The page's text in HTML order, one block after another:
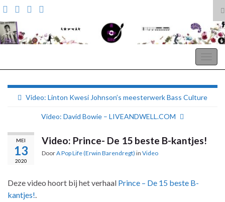
Search for:
Video: Linton Kwesi Johnson’s meesterwerk Bass Culture
Video: David Bowie – LIVEANDWELL.COM
MEI
13
2020
Video: Prince- De 15 beste B-kantjes!
DoorA Pop Life (Erwin Barendregt) in Video
Deze video hoort bij het verhaal Prince – De 15 beste B-
kantjes!.